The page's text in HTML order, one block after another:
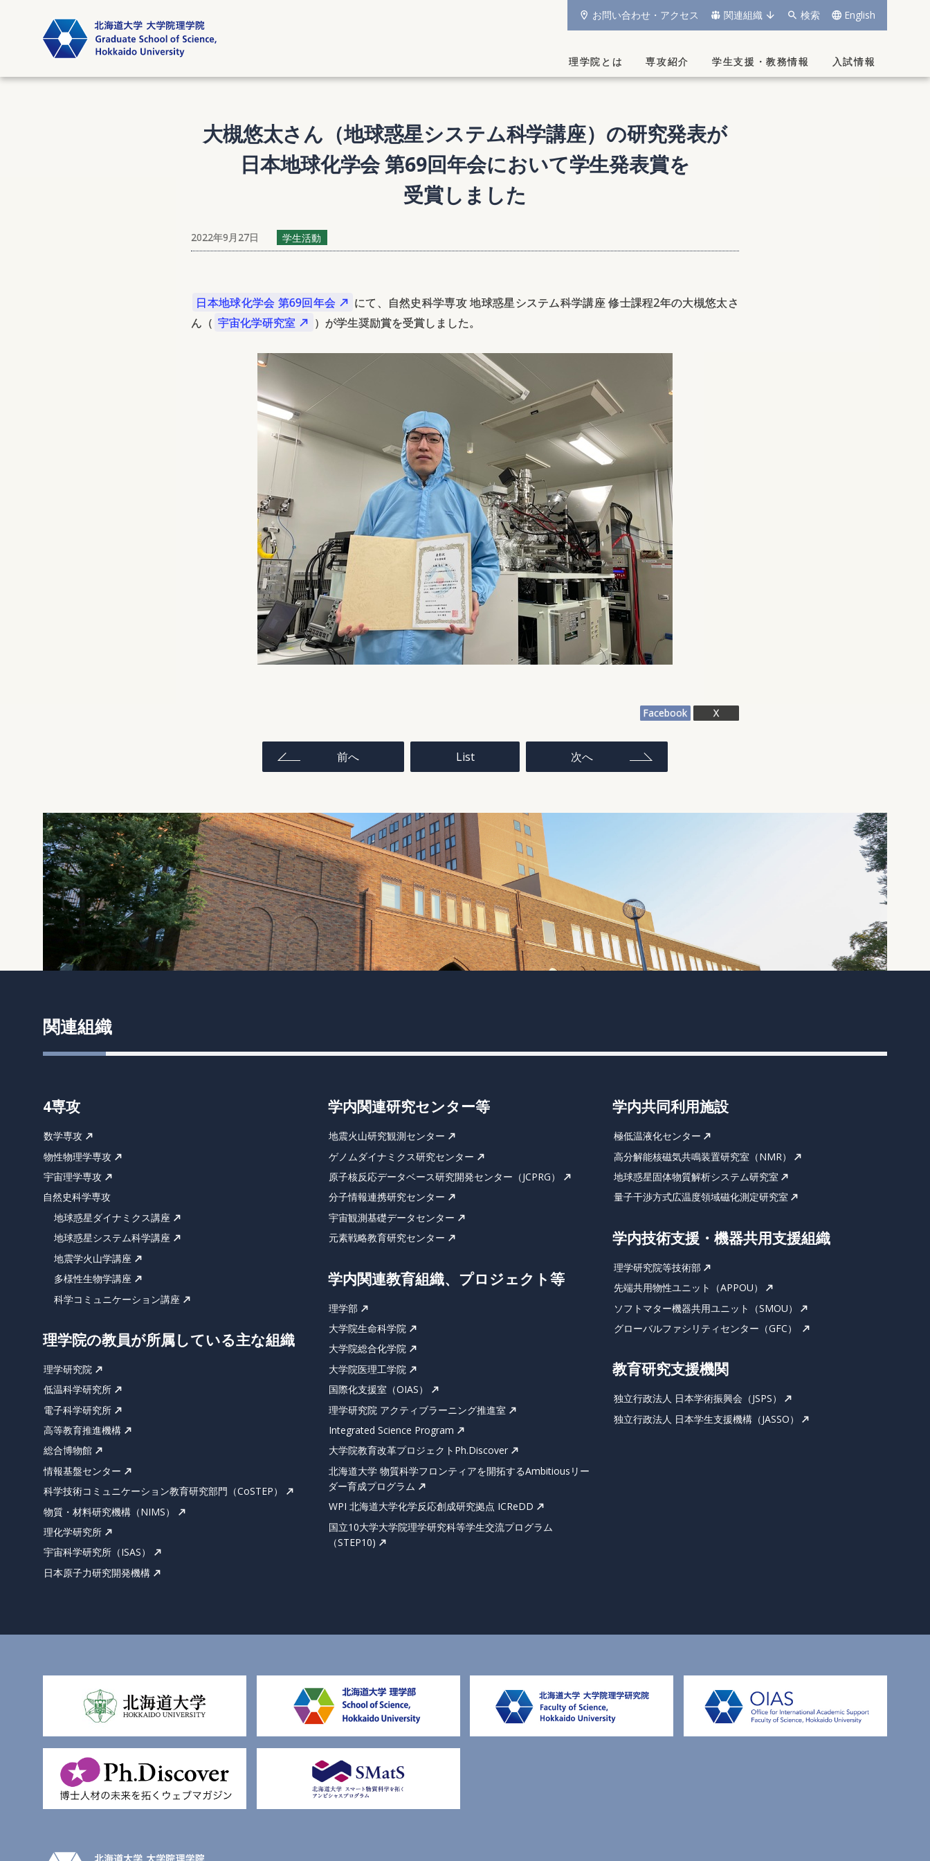
お問い合わせ・アクセス 関連組織 検索 English
理学院とは 専攻紹介 学生支援 ・教務情報 入試情報
大槻悠太さん （地球惑星システム科学講座） の研究発表が
日本地球化学会第69回年会において学生発表賞を
受賞しました
2022年9月27日 学生活動
日本地球化学会 第69回年会
にて、自然史科学専攻 地球惑星システム科学講座 修士課程2年の大槻悠太さ
ん（ 宇宙化学研究室 ）が学生奨励賞を受賞しました。
Facebook X
投
稿
シ
前へ List 次へ
関連組織
4専攻
数学専攻
物性物理学専攻
宇宙理学専攻
自然史科学専攻
地球惑星ダイナミクス講座
地球惑星システム科学講座
地震学火山学講座
多様性生物学講座
科学コミュニケーション講座
理学院の教員が所属している主な組織
理学研究院
低温科学研究所
電子科学研究所
高等教育推進機構
総合博物館
情報基盤センター
科学技術コミュニケーション教育研究部門（CoSTEP）
物質・材料研究機構（NIMS）
理化学研究所
宇宙科学研究所（ISAS）
日本原子力研究開発機構
学内関連研究センター等
地震火山研究観測センター
ゲノムダイナミクス研究センター
原子核反応データベース研究開発センター（JCPRG）
分子情報連携研究センター
宇宙観測基礎データセンター
元素戦略教育研究センター
学内関連教育組織、プロジェクト等
理学部
大学院生命科学院
大学院総合化学院
大学院医理工学院
国際化支援室（OIAS）
理学研究院 アクティブラーニング推進室
Integrated Science Program
大学院教育改革プロジェクトPh.Discover
北海道大学 物質科学フロンティアを開拓するAmbitiousリー
ダー育成プログラム
WPI 北海道大学化学反応創成研究拠点 ICReDD
国立10大学大学院理学研究科等学生交流プログラム
（STEP10)
学内共同利用施設
極低温液化センター
高分解能核磁気共鳴装置研究室（NMR）
地球惑星固体物質解析システム研究室
量子干渉方式広温度領域磁化測定研究室
学内技術支援・機器共用支援組織
理学研究院等技術部
先端共用物性ユニット（APPOU）
ソフトマター機器共用ユニット（SMOU）
グローバルファシリティセンター（GFC）
教育研究支援機関
独立行政法人 日本学術振興会（JSPS）
独立行政法人 日本学生支援機構（JASSO）